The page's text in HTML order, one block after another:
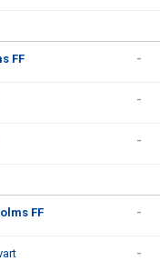
FF -
-
-
FF -
-